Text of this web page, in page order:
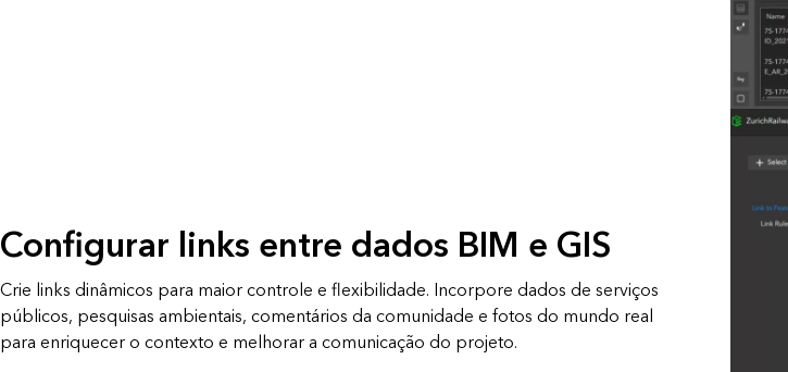
Configurar links entre dados BIM e GIS
Crie links dinâmicos para maior controle e flexibilidade. Incorpore dados de serviços
públicos, pesquisas ambientais, comentários da comunidade e fotos do mundo real
para enriquecer o contexto e melhorar a comunicação do projeto.